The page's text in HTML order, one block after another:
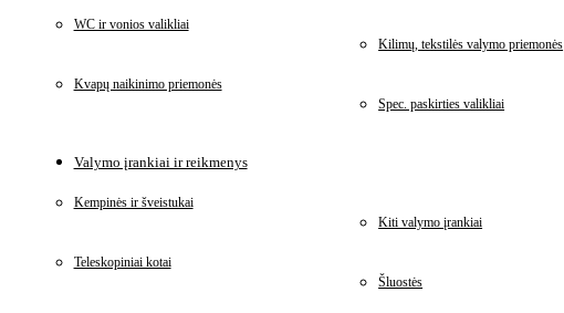
WC ir vonios valikliai
Kilimų, tekstilės valymo priemonės
Kvapų naikinimo priemonės
Spec. paskirties valikliai
Valymo įrankiai ir reikmenys
Kempinės ir šveistukai
Kiti valymo įrankiai
Teleskopiniai kotai
Šluostės